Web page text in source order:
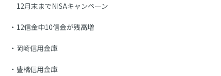
12月末までNISAキャンペーン
12信金中10信金が残高増
岡崎信用金庫
豊橋信用金庫